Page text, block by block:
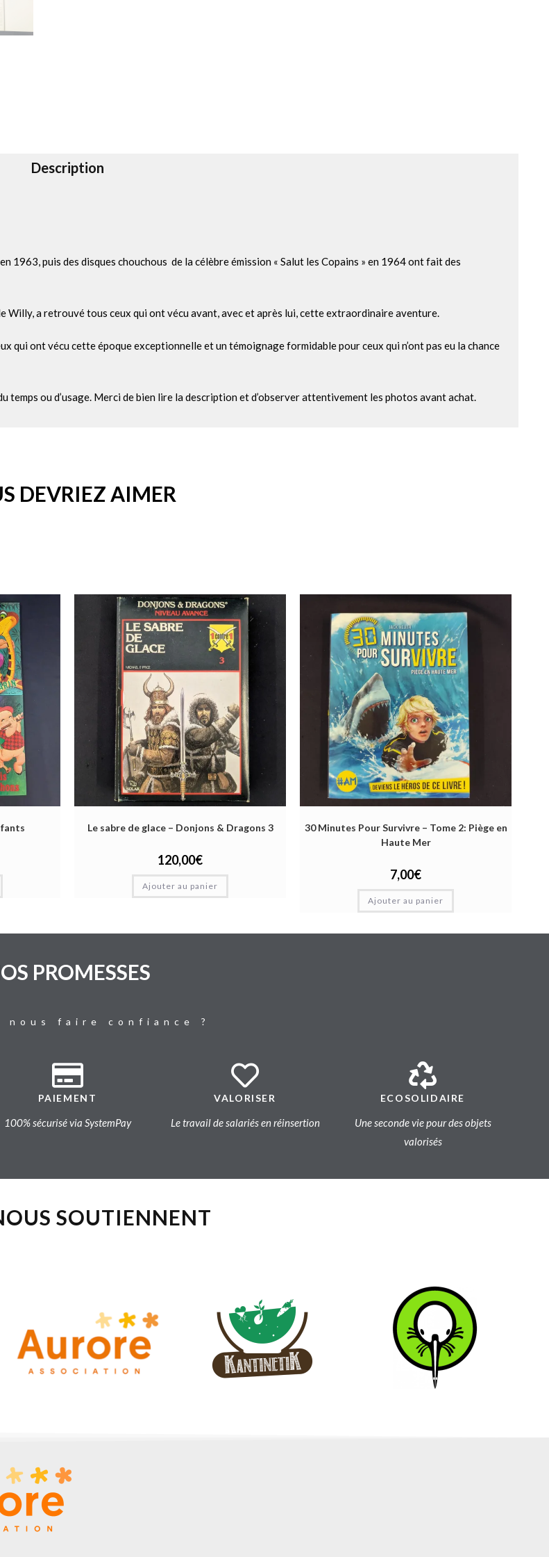
Description
1963, puis des disques chouchous de la célèbre émission « Salut les Copains » en 1964 ont fait des
Willy, a retrouvé tous ceux qui ont vécu avant, avec et après lui, cette extraordinaire aventure.
qui ont vécu cette époque exceptionnelle et un témoignage formidable pour ceux qui n’ont pas eu la chance
temps ou d’usage. Merci de bien lire la description et d’observer attentivement les photos avant achat.
DEVRIEZ AIMER
Le sabre de glace – Donjons & Dragons 3
120,00€
Ajouter au panier
30 Minutes Pour Survivre – Tome 2: Piège en
Haute Mer
7,00€
Ajouter au panier
PROMESSES
nous faire confiance ?
PAIEMENT
100% sécurisé via SystemPay
VALORISER
Le travail de salariés en réinsertion
ECOSOLIDAIRE
Une seconde vie pour des objets
valorisés
SOUTIENNENT